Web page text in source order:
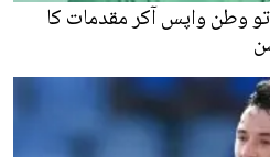
وطن واپس آکر مقدمات کا